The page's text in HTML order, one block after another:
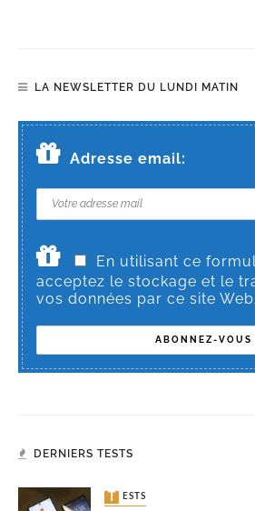
LA NEWSLETTER DU LUNDI MATIN
Adresse email:
En utilisant ce
acceptez le stockage et le
vos données par ce site Web.
DERNIERS TESTS
TESTS